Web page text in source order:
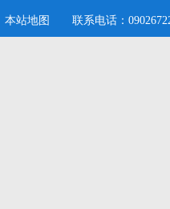
本站地图 联系电话：